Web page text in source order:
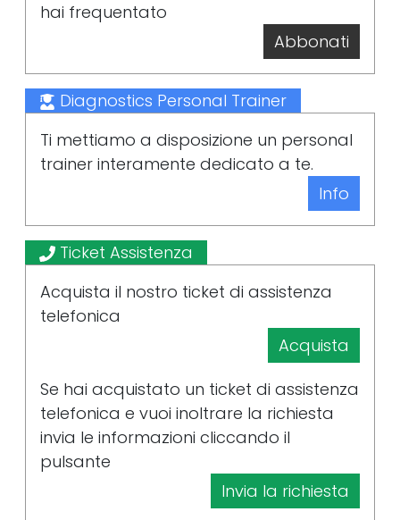
hai frequentato
Abbonati
Diagnostics Personal Trainer
Ti mettiamo a disposizione un personal
trainer interamente dedicato a te.
Info
Ticket Assistenza
Acquista il nostro ticket di assistenza
telefonica
Acquista
Se hai acquistato un ticket di assistenza
telefonica e vuoi inoltrare la richiesta
invia le informazioni cliccando il
pulsante
Invia la richiesta